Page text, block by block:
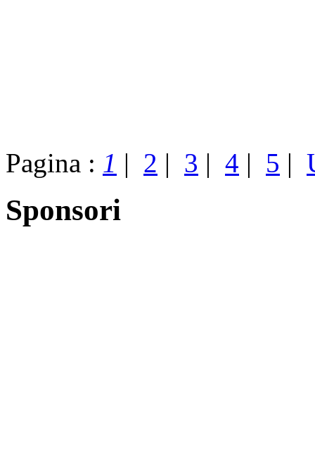
Pagina : 1 | 2 | 3 | 4 | 5 |
Sponsori